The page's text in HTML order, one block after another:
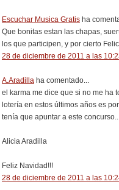
Escuchar Musica Gratis ha
Que bonitas estan las chapas,
los que participen, y por cierto
28 de diciembre de 2011 a las
A.Aradilla ha comentado...
el karma me dice que si no me ha
lotería en estos últimos años es
tenía que apuntar a este
Alicia Aradilla
Feliz Navidad!!!
28 de diciembre de 2011 a las